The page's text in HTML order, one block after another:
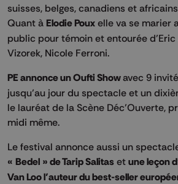
suisses, belges, canadiens et
Quant à Elodie Poux elle va se marier
public pour témoin et entourée
Vizorek, Nicole Ferroni.
PE annonce un Oufti Showavec 9
jusqu’au jour du spectacle et un
le lauréat de la Scène Déc’Ouverte,
midi même.
Le festival annonce aussi un
« Bedel » de Tarip Salitas et une leçon
Van Loo l’auteur du best-seller